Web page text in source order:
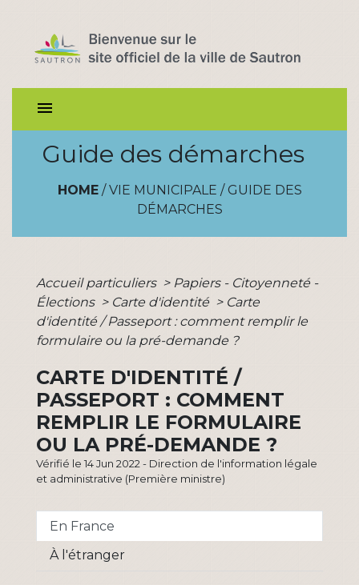
menu
Guide des démarches
HOME/ VIE MUNICIPALE / GUIDE DES
DÉMARCHES
Accueil particuliers > Papiers - Citoyenneté -
Élections > Carte d'identité > Carte
d'identité / Passeport : comment remplir le
formulaire ou la pré-demande ?
CARTE D'IDENTITÉ /
PASSEPORT : COMMENT
REMPLIR LE FORMULAIRE
OU LA PRÉ-DEMANDE ?
Vérifié le 14 Jun 2022 - Direction de l'information légale
et administrative (Première ministre)
En France
À l'étranger